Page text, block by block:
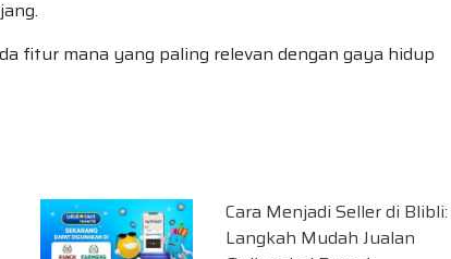
fitur mana yang paling relevan dengan gaya hidup
Cara Menjadi Seller di Blibli:
Langkah Mudah Jualan